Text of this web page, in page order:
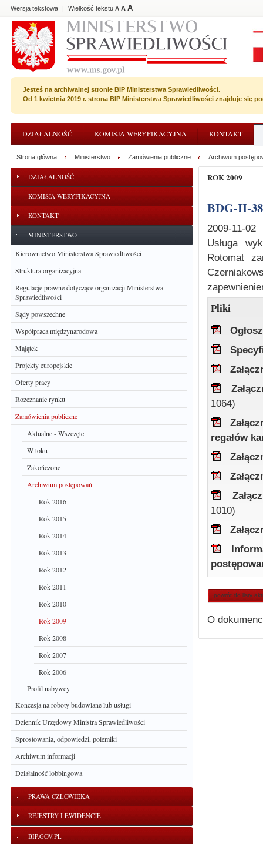
Wersja tekstowa | Wielkość tekstu A A A
Jesteś na archiwalnej stronie BIP Ministerstwa Sprawiedliwości.
Od 1 kwietnia 2019 r. strona BIP Ministerstwa Sprawiedliwości znajduje się
DZIAŁALNOŚĆ KOMISJA WERYFIKACYJNA KONTAKT
DZIAŁALNOŚĆ
KOMISJA WERYFIKACYJNA
KONTAKT
MINISTERSTWO
Kierownictwo Ministerstwa Sprawiedliwości
Struktura organizacyjna
Regulacje prawne dotyczące organizacji Ministerstwa
Sprawiedliwości
Sądy powszechne
Współpraca międzynarodowa
Majątek
Projekty europejskie
Oferty pracy
Rozeznanie rynku
Zamówienia publiczne
Aktualne - Wszczęte
W toku
Zakończone
Archiwum postępowań
Rok 2016
Rok 2015
Rok 2014
Rok 2013
Rok 2012
Rok 2011
Rok 2010
Rok 2009
Rok 2008
Rok 2007
Rok 2006
Profil nabywcy
Koncesja na roboty budowlane lub usługi
Dziennik Urzędowy Ministra Sprawiedliwości
Sprostowania, odpowiedzi, polemiki
Archiwum informacji
Działalność lobbingowa
PRAWA CZŁOWIEKA
REJESTRY I EWIDENCJE
BIP.GOV.PL
Strona główna Ministerstwo Zamówienia publiczne Archiwum
ROK 2009
BDG-II-
2009-11-02
Usługa
Rotomat
Pliki
1064)
regałów
1010)
powrót do listy
O